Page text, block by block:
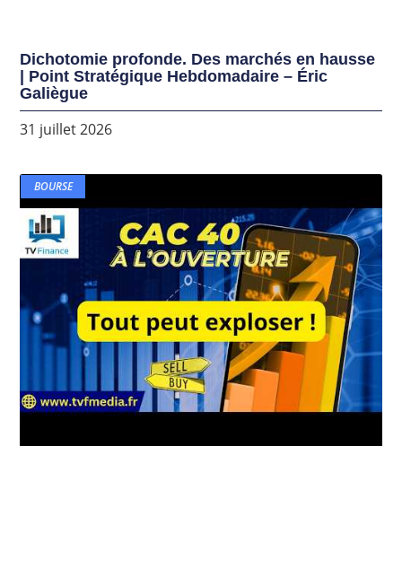
Dichotomie profonde. Des marchés en hausse
| Point Stratégique Hebdomadaire – Éric
Galiègue
31 juillet 2026
BOURSE